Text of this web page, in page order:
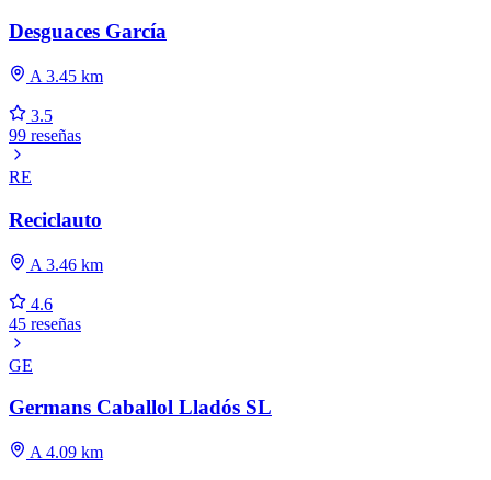
Desguaces García
A 3.45 km
3.5
99 reseñas
RE
Reciclauto
A 3.46 km
4.6
45 reseñas
GE
Germans Caballol Lladós SL
A 4.09 km